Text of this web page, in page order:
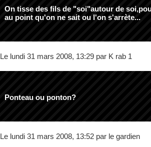
On tisse des fils de "soi"autour de
au point qu'on ne sait ou l'on s'arrète...
Le lundi 31 mars 2008, 13:29 par K rab 1
Ponteau ou ponton?
Le lundi 31 mars 2008, 13:52 par le gardien